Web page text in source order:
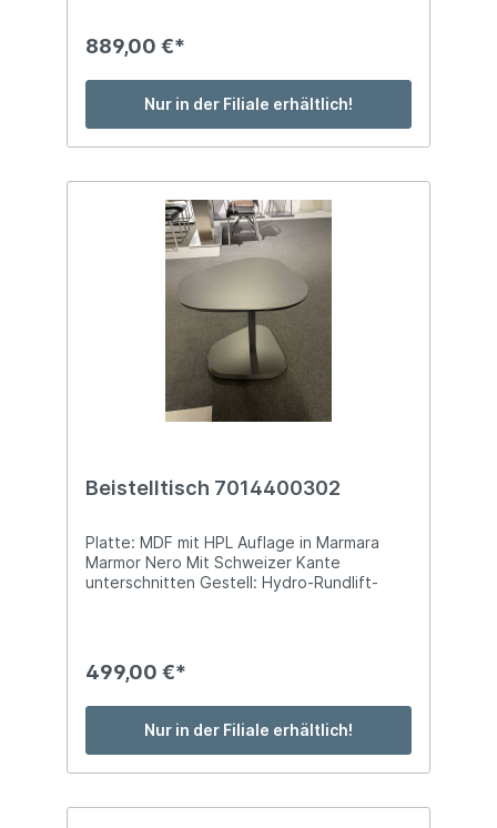
Maramara Nero/Anthrazit-Metallic Auf High
Quality Rollen Stellmaß: ca. B 75 x T 75 x H
39-76 cm
889,00 €*
Nur in der Filiale erhältlich!
Beistelltisch 7014400302
Platte: MDF mit HPL Auflage in Marmara
Marmor Nero Mit Schweizer Kante
unterschnitten Gestell: Hydro-Rundlift-
Nero/Anthrazit-Metallic Auf High Quality
Rollen Stellmaß: ca. B 47 x T 50 x H 47 cm
499,00 €*
Nur in der Filiale erhältlich!